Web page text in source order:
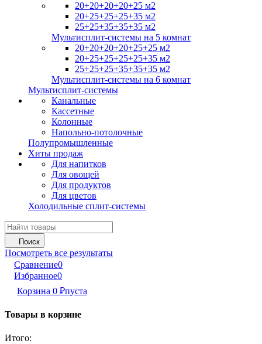
20+20+20+20+25 м2
20+25+25+25+35 м2
25+25+35+35+35 м2
Мультисплит-системы на 5 комнат
20+20+20+20+25+25 м2
20+25+25+25+25+35 м2
25+25+25+35+35+35 м2
Мультисплит-системы на 6 комнат
Мультисплит-системы
Канальные
Кассетные
Колонные
Напольно-потолочные
Полупромышленные
Хиты продаж
Для напитков
Для овощей
Для продуктов
Для цветов
Холодильные сплит-системы
Поиск
Посмотреть все результаты
Сравнение0
Избранное0
Корзина 0 ₽пуста
Товары в корзине
Итого: